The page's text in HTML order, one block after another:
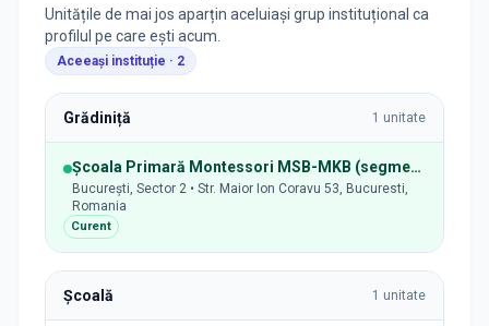
Unitățile de mai jos aparțin aceluiași grup instituțional ca
profilul pe care ești acum.
Aceeași instituție · 2
Grădiniță 1 unitate
Școala Primară Montessori MSB-MKB (segment grădiniță)
București, Sector 2 • Str. Maior Ion Coravu 53, Bucuresti,
Romania
Curent
Școală 1 unitate